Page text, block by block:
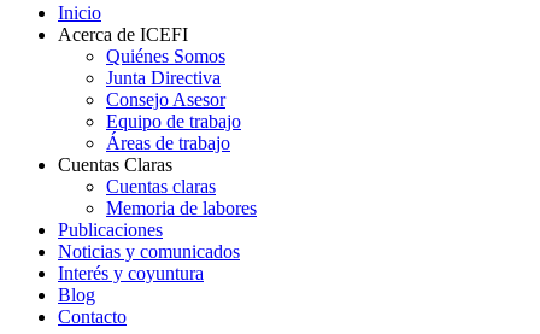
Inicio
Acerca de ICEFI
Quiénes Somos
Junta Directiva
Consejo Asesor
Equipo de trabajo
Áreas de trabajo
Cuentas Claras
Cuentas claras
Memoria de labores
Publicaciones
Noticias y comunicados
Interés y coyuntura
Blog
Contacto